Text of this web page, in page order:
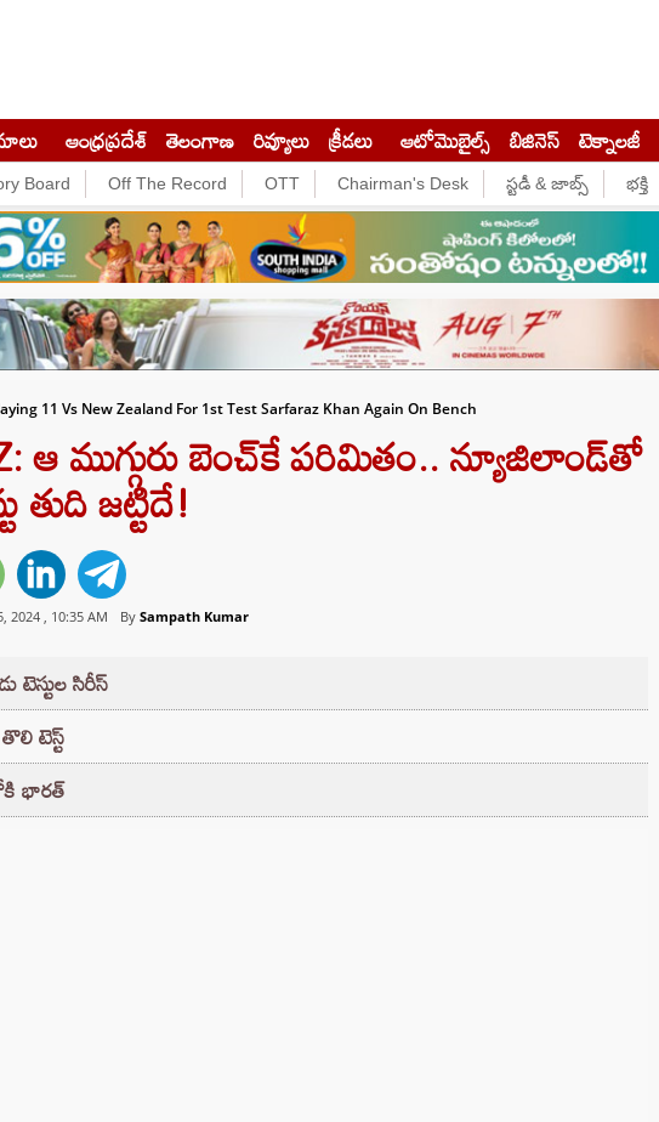
ఆంధ్రప్రదేశ్ తెలంగాణ రివ్యూలు క్రీడలు ఆటోమొబైల్స్ బిజినెస్‌ టెక్నాలజీ
Board Off The Record OTT Chairman's Desk స్టడీ & జాబ్స్ భక్తి
11 Vs New Zealand For 1st Test Sarfaraz Khan Again On Bench
ఆ ముగ్గురు బెంచ్‌కే పరిమితం.. న్యూజిలాండ్‌తో
తుది జట్టిదే!
2024 , 10:35 AM By Sampath Kumar
టెస్టుల సిరీస్‌
టెస్ట్
భారత్